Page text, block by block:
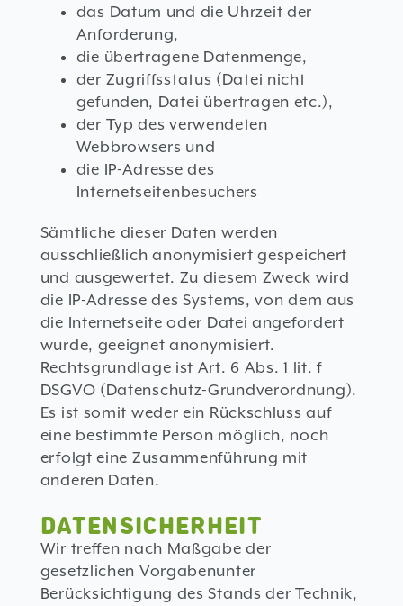
das Datum und die Uhrzeit der
Anforderung,
die übertragene Datenmenge,
der Zugriffsstatus (Datei nicht
gefunden, Datei übertragen etc.),
der Typ des verwendeten
Webbrowsers und
die IP-Adresse des
Internetseitenbesuchers
Sämtliche dieser Daten werden
ausschließlich anonymisiert gespeichert
und ausgewertet. Zu diesem Zweck wird
die IP-Adresse des Systems, von dem aus
die Internetseite oder Datei angefordert
wurde, geeignet anonymisiert.
Rechtsgrundlage ist Art. 6 Abs. 1 lit. f
DSGVO (Datenschutz-Grundverordnung).
Es ist somit weder ein Rückschluss auf
eine bestimmte Person möglich, noch
erfolgt eine Zusammenführung mit
anderen Daten.
DATENSICHERHEIT
Wir treffen nach Maßgabe der
gesetzlichen Vorgabenunter
Berücksichtigung des Stands der Technik,